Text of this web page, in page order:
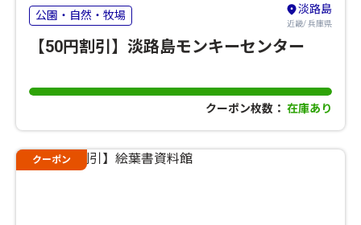
公園・自然・牧場 淡路島
近畿/ 兵庫県
【50円割引】淡路島モンキーセンター
クーポン枚数： 在庫あり
クーポン